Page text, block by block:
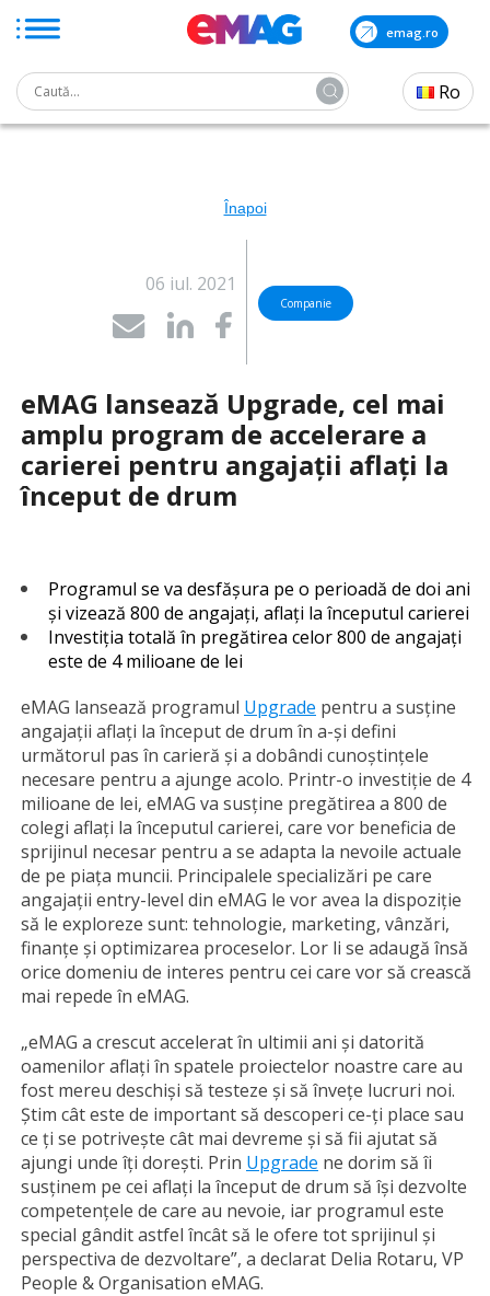
Skip
emag.ro
Search
for:
Ro
Înapoi
06 iul. 2021
Companie
eMAG lansează Upgrade, cel mai
amplu program de accelerare a
carierei pentru angajații aflați la
început de drum
Programul se va desfășura pe o perioadă de doi ani
și vizează 800 de angajați, aflați la începutul carierei
Investiția totală în pregătirea celor 800 de angajați
este de 4 milioane de lei
eMAG lansează programul Upgrade pentru a susține
angajații aflați la început de drum în a-și defini
următorul pas în carieră și a dobândi cunoștințele
necesare pentru a ajunge acolo. Printr-o investiție de 4
milioane de lei, eMAG va susține pregătirea a 800 de
colegi aflați la începutul carierei, care vor beneficia de
sprijinul necesar pentru a se adapta la nevoile actuale
de pe piața muncii. Principalele specializări pe care
angajații entry-level din eMAG le vor avea la dispoziție
să le exploreze sunt: tehnologie, marketing, vânzări,
finanțe și optimizarea proceselor. Lor li se adaugă însă
orice domeniu de interes pentru cei care vor să crească
mai repede în eMAG.
„eMAG a crescut accelerat în ultimii ani și datorită
oamenilor aflați în spatele proiectelor noastre care au
fost mereu deschiși să testeze și să învețe lucruri noi.
Știm cât este de important să descoperi ce-ți place sau
ce ți se potrivește cât mai devreme și să fii ajutat să
ajungi unde îți dorești. Prin Upgrade ne dorim să îi
susținem pe cei aflați la început de drum să își dezvolte
competențele de care au nevoie, iar programul este
special gândit astfel încât să le ofere tot sprijinul și
perspectiva de dezvoltare”, a declarat Delia Rotaru, VP
People & Organisation eMAG.